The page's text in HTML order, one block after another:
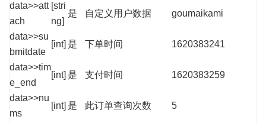
data>>att
ach
[stri
ng]
是 自定义用户数据 goumaikami
data>>su
bmitdate
[int] 是 下单时间 1620383241
data>>tim
e_end
[int] 是 支付时间 1620383259
data>>nu
ms
[int] 是 此订单查询次数 5